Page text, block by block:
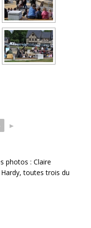
►
photos : Claire
toutes trois du